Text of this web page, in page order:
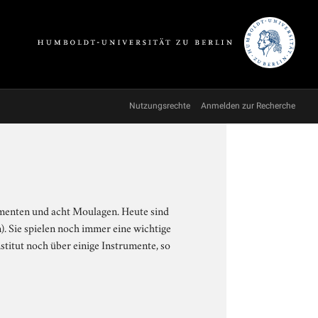
Nutzungsrechte Anmelden zur Recherche
und acht Moulagen. Heute sind
Sie spielen noch immer eine wichtige
noch über einige Instrumente, so